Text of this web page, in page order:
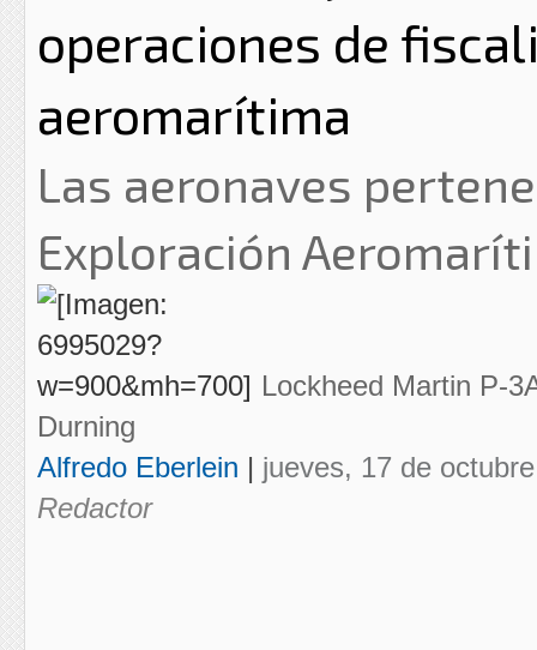
operaciones de
aeromarítima
Las aeronaves
Exploración
Lockheed Martin P-
Durning
Alfredo Eberlein | jueves, 17 de
Redactor